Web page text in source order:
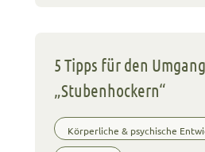
5 Tipps für den
„Stubenhockern“
Körperliche & psychische